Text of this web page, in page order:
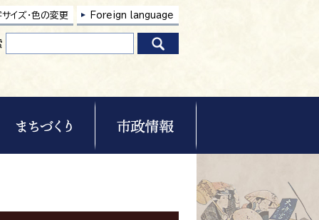
イズ・色の変更 Foreign language